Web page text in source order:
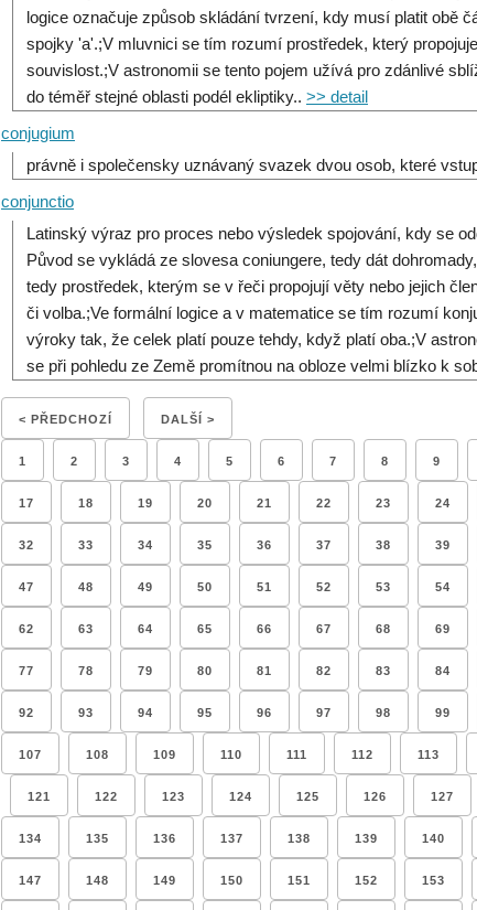
logice označuje způsob skládání tvrzení, kdy musí platit obě
spojky 'a'.;V mluvnici se tím rozumí prostředek, který
souvislost.;V astronomii se tento pojem užívá pro zdánlivé
do téměř stejné oblasti podél ekliptiky.. >> detail
conjugium
právně i společensky uznávaný svazek dvou osob, které
conjunctio
Latinský výraz pro proces nebo výsledek spojování, kdy se
Původ se vykládá ze slovesa coniungere, tedy dát
tedy prostředek, kterým se v řeči propojují věty nebo jejich
či volba.;Ve formální logice a v matematice se tím rozumí
výroky tak, že celek platí pouze tehdy, když platí oba.;V
se při pohledu ze Země promítnou na obloze velmi blízko k
< PŘEDCHOZÍ DALŠÍ >
1 2 3 4 5 6 7 8 9
17 18 19 20 21 22 23 24
32 33 34 35 36 37 38 39
47 48 49 50 51 52 53 54
62 63 64 65 66 67 68 69
77 78 79 80 81 82 83 84
92 93 94 95 96 97 98 99
107 108 109 110 111 112 113
121 122 123 124 125 126 127
134 135 136 137 138 139 140
147 148 149 150 151 152 153